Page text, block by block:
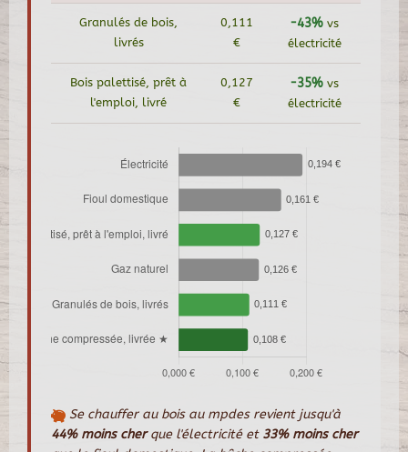
Granulés de bois,
livrés
0,111
€
-43% vs
électricité
Bois palettisé, prêt à
l'emploi, livré
0,127
€
-35% vs
électricité
Se chauffer au bois au mpdes revient jusqu'à
44% moins cherque l'électricité et 33% moins cher